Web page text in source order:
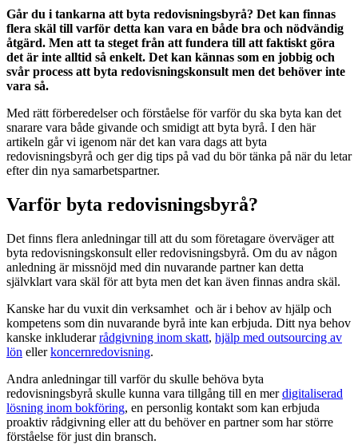
Går du i tankarna att byta redovisningsbyrå? Det kan finnas
flera skäl till varför detta kan vara en både bra och nödvändig
åtgärd. Men att ta steget från att fundera till att faktiskt göra
det är inte alltid så enkelt. Det kan kännas som en jobbig och
svår process att byta redovisningskonsult men det behöver inte
vara så.
Med rätt förberedelser och förståelse för varför du ska byta kan det
snarare vara både givande och smidigt att byta byrå. I den här
artikeln går vi igenom när det kan vara dags att byta
redovisningsbyrå och ger dig tips på vad du bör tänka på när du letar
efter din nya samarbetspartner.
Varför byta redovisningsbyrå?
Det finns flera anledningar till att du som företagare överväger att
byta redovisningskonsult eller redovisningsbyrå. Om du av någon
anledning är missnöjd med din nuvarande partner kan detta
självklart vara skäl för att byta men det kan även finnas andra skäl.
Kanske har du vuxit din verksamhet och är i behov av hjälp och
kompetens som din nuvarande byrå inte kan erbjuda. Ditt nya behov
kanske inkluderarrådgivning inom skatt, hjälp med outsourcing av
lön ellerkoncernredovisning.
Andra anledningar till varför du skulle behöva byta
redovisningsbyrå skulle kunna vara tillgång till en merdigitaliserad
lösning inom bokföring, en personlig kontakt som kan erbjuda
proaktiv rådgivning eller att du behöver en partner som har större
förståelse för just din bransch.